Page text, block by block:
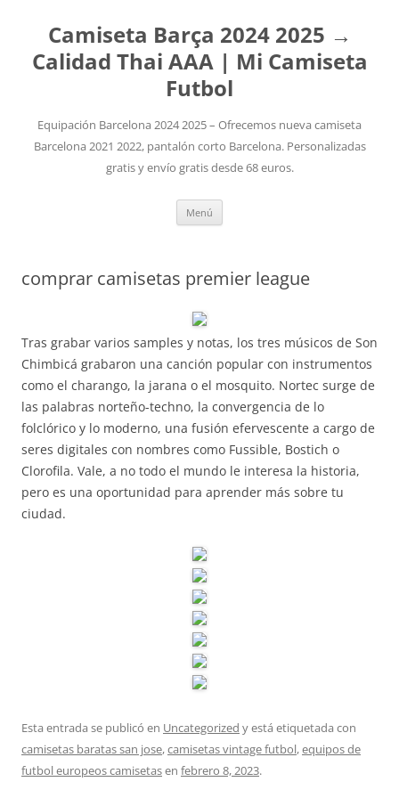
Camiseta Barça 2024 2025 →
Calidad Thai AAA | Mi Camiseta
Futbol
Equipación Barcelona 2024 2025 – Ofrecemos nueva camiseta
Barcelona 2021 2022, pantalón corto Barcelona. Personalizadas
gratis y envío gratis desde 68 euros.
Menú
comprar camisetas premier league
Tras grabar varios samples y notas, los tres músicos de Son
Chimbicá grabaron una canción popular con instrumentos
como el charango, la jarana o el mosquito. Nortec surge de
las palabras norteño-techno, la convergencia de lo
folclórico y lo moderno, una fusión efervescente a cargo de
seres digitales con nombres como Fussible, Bostich o
Clorofila. Vale, a no todo el mundo le interesa la historia,
pero es una oportunidad para aprender más sobre tu
ciudad.
Esta entrada se publicó en Uncategorized y está etiquetada con
camisetas baratas san jose,camisetas vintage futbol,equipos de
futbol europeos camisetasen febrero 8, 2023.